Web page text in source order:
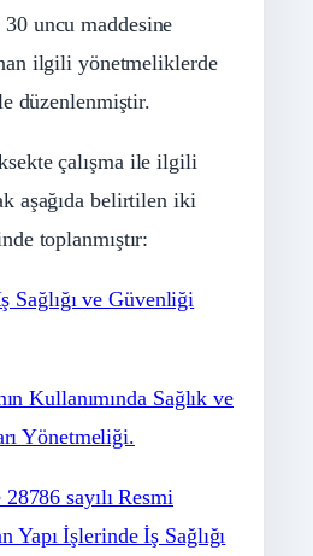
uncu maddesine
ilgili yönetmeliklerde
düzenlenmiştir.
çalışma ile ilgili
aşağıda belirtilen iki
toplanmıştır:
Sağlığı ve Güvenliği
Kullanımında Sağlık ve
Yönetmeliği.
sayılı Resmi
Yapı İşlerinde İş Sağlığı